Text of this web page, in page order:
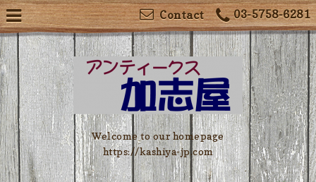
03-5758-6281
Contact
Welcome to our homepage
https://kashiya-jp.com